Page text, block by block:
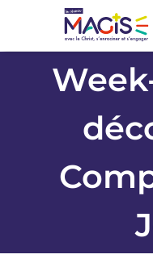
contenu
Accueil
Prier et décider